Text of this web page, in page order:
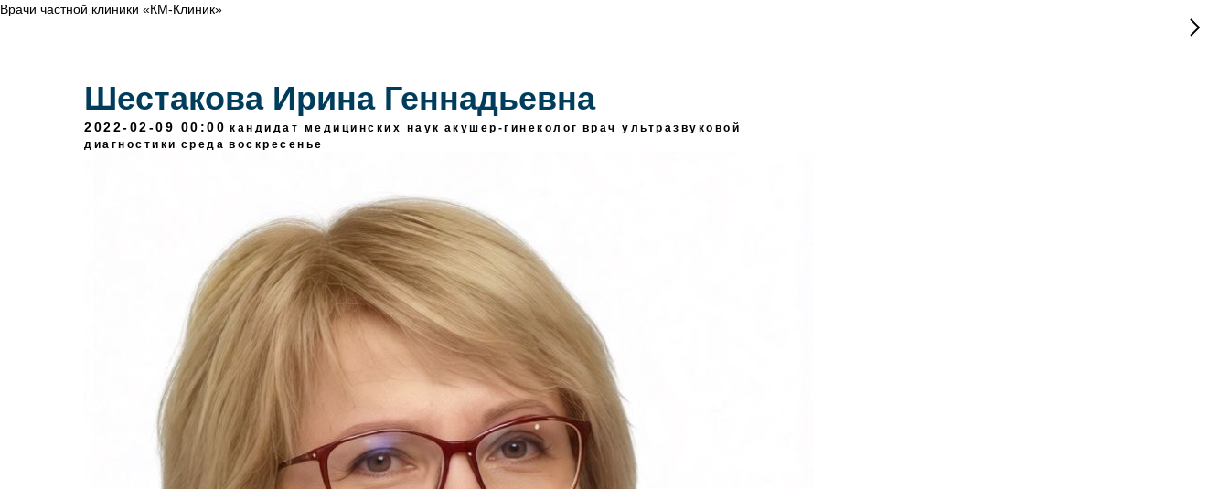
Врачи частной клиники «КМ-Клиник»
Шестакова Ирина Геннадьевна
2022-02-09 00:00 кандидат медицинских наук акушер-гинеколог врач ультразвуковой
диагностики среда воскресенье